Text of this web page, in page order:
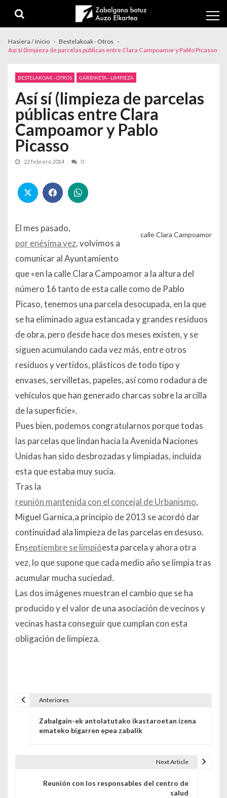
Hasiera / Inicio
Bestelakoak - Otros
Así sí (limpieza de parcelas públicas entre Clara Campoamor y Pablo Picasso
BESTELAKOAK - OTROS GARBIKETA - LIMPIEZA
Así sí (limpieza de parcelas
públicas entre Clara
Campoamor y Pablo
Picasso
22 febrero 2014 0
calle Clara Campoamor
El mes pasado,
por enésima vez, volvimos a
comunicar al Ayuntamiento
que «en la calle Clara Campoamor a la altura del
número 16 tanto de esta calle como de Pablo
Picaso, tenemos una parcela desocupada, en la que
se ha eliminado agua estancada y grandes residuos
de obra, pero desde hace dos meses existen, y se
siguen acumulando cada vez más, entre otros
residuos y vertidos, plásticos de todo tipo y
envases, servilletas, papeles, así como rodadura de
vehículos que han generado charcas sobre la arcilla
de la superficie».
Pues bien, podemos congratularnos porque todas
las parcelas que lindan hacia la Avenida Naciones
Unidas han sido desbrozadas y limpiadas, incluida
esta que estaba muy sucia.
Tras la
reunión mantenida con el concejal de Urbanismo,
Miguel Garnica,a principio de 2013 se acordó dar
continuidad ala limpieza de las parcelas en desuso.
Enseptiembre se limpióesta parcela y ahora otra
vez, lo que supone que cada medio año se limpia tras
acumular mucha suciedad.
Las dos imágenes muestran el cambio que se ha
producido y el valor de una asociación de vecinos y
vecinas hasta conseguir que cumplan con esta
obligación de limpieza.
Anteriores
Zabalgain-ek antolatutako ikastaroetan izena
emateko bigarren epea zabalik
Next Article
Reunión con los responsables del centro de
salud